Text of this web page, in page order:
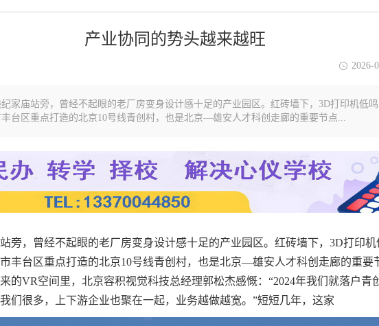
产业协同的势头越来越旺
2026-
家庙站旁，曾经不起眼的老厂房变身设计感十足的产业园区。红砖墙下，3D打印机低
台区重点打造的北京10号线青创村，也是北京—雄安人才科创走廊的重要节点...
旁，曾经不起眼的老厂房变身设计感十足的产业园区。红砖墙下，3D打印
丰台区重点打造的北京10号线青创村，也是北京—雄安人才科创走廊的重要
的VR空间里，北京容积视觉科技总经理郭松杰感慨：“2024年我们就落户青
们很多，上下游企业也聚在一起，业务越做越宽。”短短几年，这家